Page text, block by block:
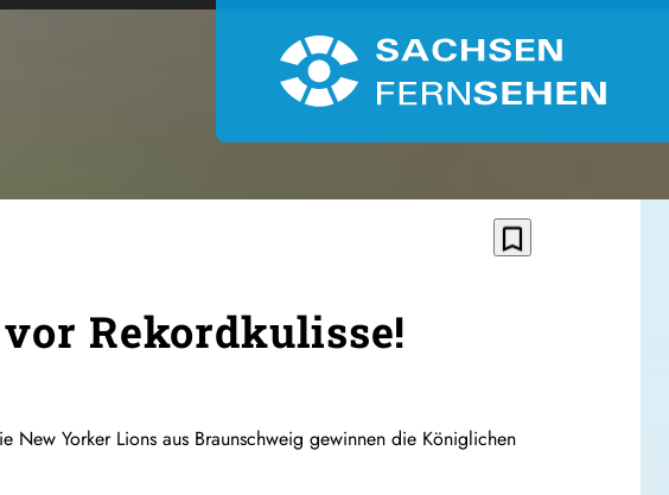
bookmark_border
Rekordkulisse!
Yorker Lions aus Braunschweig gewinnen die Königlichen